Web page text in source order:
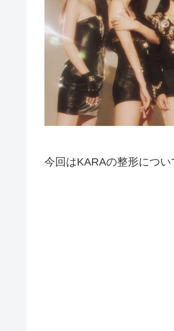
今回はKARAの整形につい